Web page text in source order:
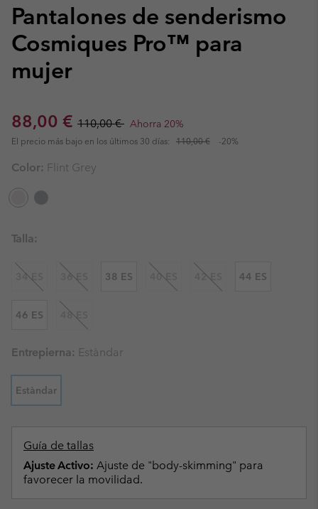
Pantalones de senderismo
Cosmiques Pro™ para
mujer
Sale price:
88,00 € Regular price:
110,00 € Ahorra 20%
El precio más bajo en los últimos 30 días: 110,00 € -20%
Color: Flint Grey
Talla:
34 ES 36 ES 38 ES 40 ES 42 ES 44 ES
46 ES 48 ES
Entrepierna: Estàndar
Estàndar
Guía de tallas
Ajuste Activo: Ajuste de "body-skimming" para
favorecer la movilidad.